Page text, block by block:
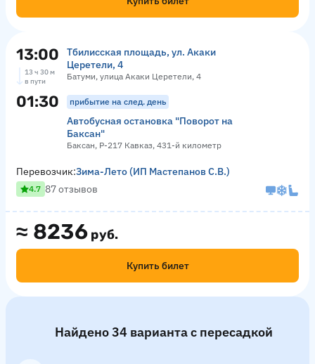
13:00
Тбилисская площадь, ул. Акаки
Церетели, 4
Батуми, улица Акаки Церетели, 4
13 ч 30 м
в пути
01:30 прибытие на след. день
Автобусная остановка "Поворот на
Баксан"
Баксан, Р-217 Кавказ, 431-й километр
≈ 8236 руб.
Купить билет
Перевозчик:Зима-Лето (ИП Мастепанов С.В.)
4.7 87 отзывов
Найдено 34 варианта с пересадкой